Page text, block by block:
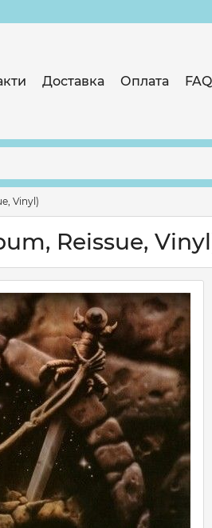
Доставка Оплата FAQ
Vinyl)
Reissue,